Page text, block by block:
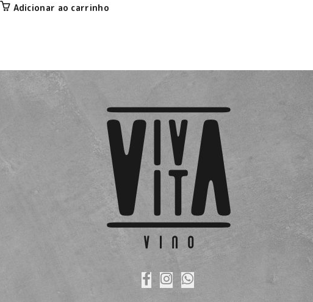
Adicionar ao carrinho